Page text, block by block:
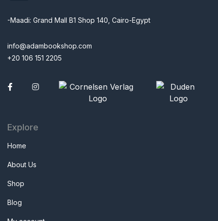
-Maadi: Grand Mall B1 Shop 140, Cairo-Egypt
info@adambookshop.com
+20 106 151 2205
Facebook
Explore
Home
About Us
Shop
Blog